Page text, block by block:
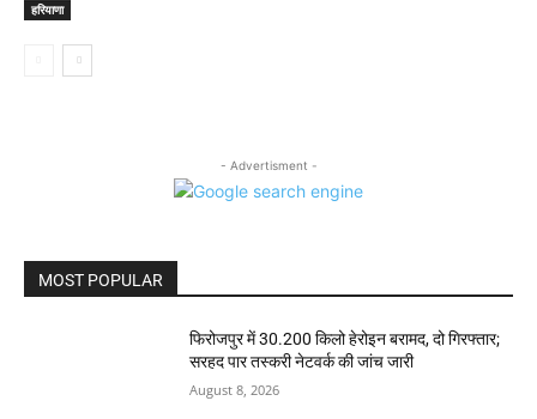
हरियाणा
- Advertisment -
MOST POPULAR
फिरोजपुर में 30.200 किलो हेरोइन बरामद, दो गिरफ्तार;
सरहद पार तस्करी नेटवर्क की जांच जारी
August 8, 2026